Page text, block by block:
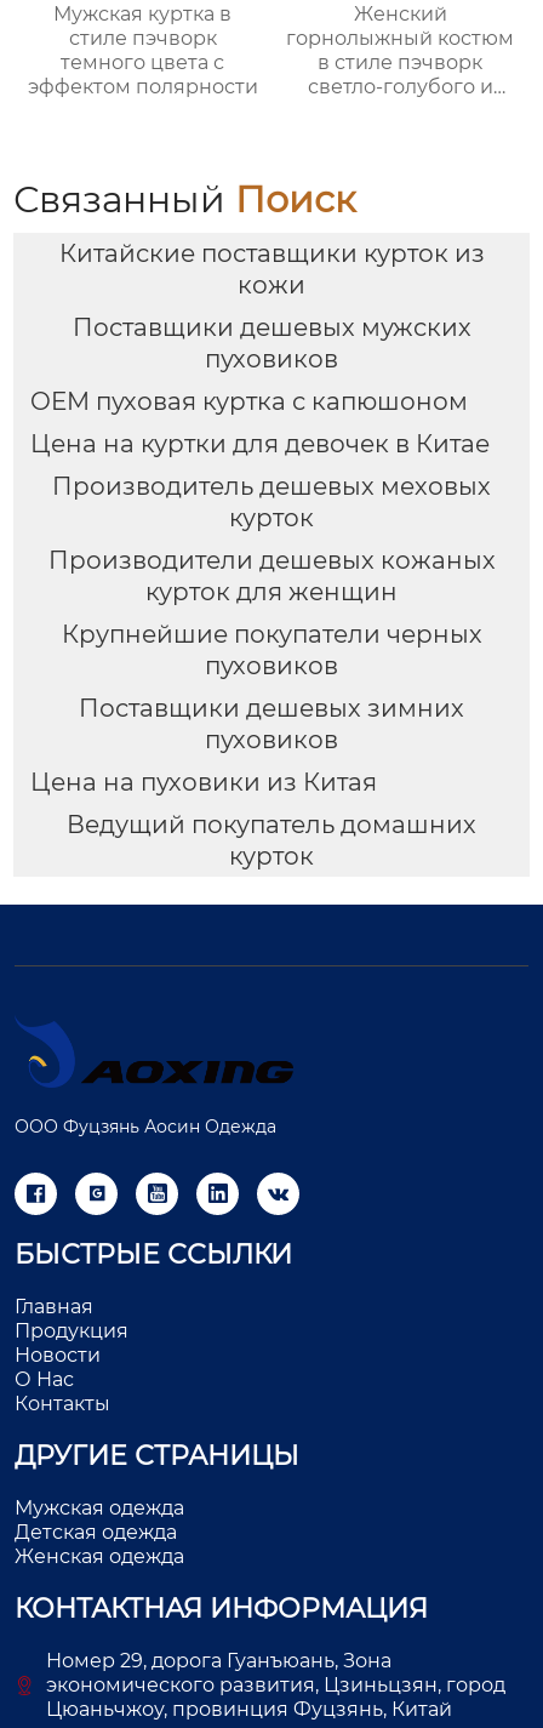
Мужская куртка в
стиле пэчворк
темного цвета с
эффектом полярности
Женский
горнолыжный костюм
в стиле пэчворк
светло-голубого и
Связанный Поиск
Китайские поставщики курток из
кожи
Поставщики дешевых мужских
пуховиков
OEM пуховая куртка с капюшоном
Цена на куртки для девочек в Китае
Производитель дешевых меховых
курток
Производители дешевых кожаных
курток для женщин
Крупнейшие покупатели черных
пуховиков
Поставщики дешевых зимних
пуховиков
Цена на пуховики из Китая
Ведущий покупатель домашних
курток
ООО Фуцзянь Аосин Одежда
    
БЫСТРЫЕ ССЫЛКИ
Главная
Продукция
Новости
О Нас
Контакты
ДРУГИЕ СТРАНИЦЫ
Мужская одежда
Детская одежда
Женская одежда
КОНТАКТНАЯ ИНФОРМАЦИЯ
Номер 29, дорога Гуанъюань, Зона
экономического развития, Цзиньцзян, город
Цюаньчжоу, провинция Фуцзянь, Китай